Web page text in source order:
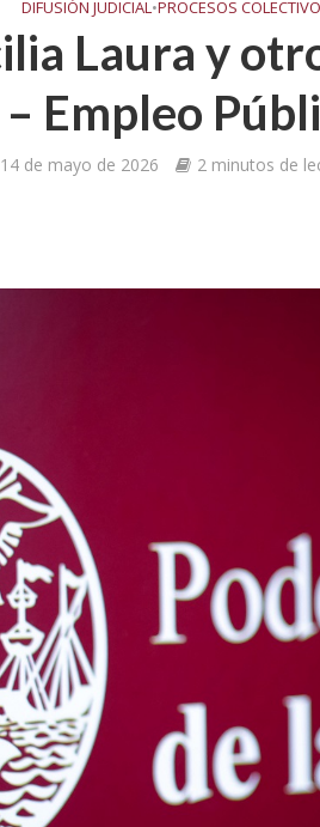
DIFUSIÓN JUDICIAL•PROCESOS
Laura y
Empleo
14 de mayo de 2026 2 minutos de